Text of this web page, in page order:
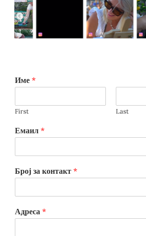
Име *
First Last
Емаил *
Број за контакт *
Адреса *